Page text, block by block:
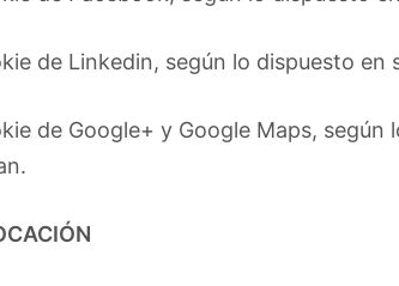
de Linkedin, según lo dispuesto
de Google+ y Google Maps,